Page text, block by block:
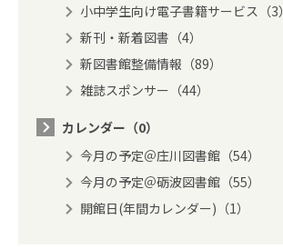
小中学生向け電子書籍サービス（3）
新刊・新着図書（4）
新図書館整備情報（89）
雑誌スポンサー（44）
カレンダー（0）
今月の予定＠庄川図書館（54）
今月の予定＠砺波図書館（55）
開館日(年間カレンダー)（1）